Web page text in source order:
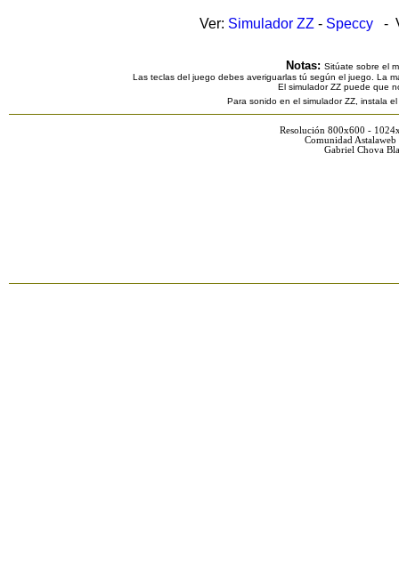
Ver: Simulador ZZ - Speccy -
Notas: Sitúate sobre el
Las teclas del juego debes averiguarlas tú según el juego. La
El simulador ZZ puede que
Para sonido en el simulador ZZ, instala
Resolución 800x600 -
Comunidad
Gabriel Chova